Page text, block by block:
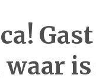
Gast
is